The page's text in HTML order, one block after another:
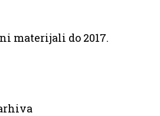
materijali do 2017.